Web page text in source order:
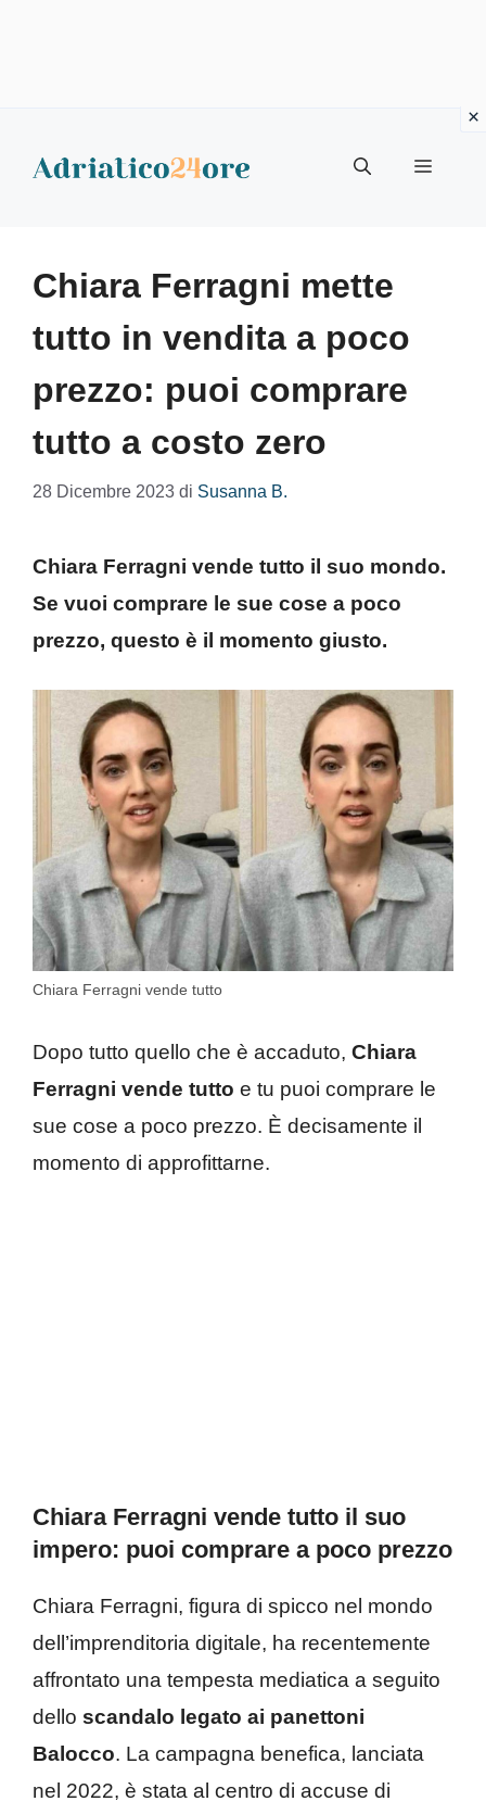
Menu
Chiara Ferragni mette
tutto in vendita a poco
prezzo: puoi comprare
tutto a costo zero
28 Dicembre 2023 di Susanna B.
Chiara Ferragni vende tutto il suo mondo.
Se vuoi comprare le sue cose a poco
prezzo, questo è il momento giusto.
Chiara Ferragni vende tutto
Dopo tutto quello che è accaduto, Chiara
Ferragni vende tutto e tu puoi comprare le
sue cose a poco prezzo. È decisamente il
momento di approfittarne.
Chiara Ferragni vende tutto il suo
impero: puoi comprare a poco prezzo
Chiara Ferragni, figura di spicco nel mondo
dell’imprenditoria digitale, ha recentemente
affrontato una tempesta mediatica a seguito
dello scandalo legato ai panettoni
Balocco. La campagna benefica, lanciata
nel 2022, è stata al centro di accuse di